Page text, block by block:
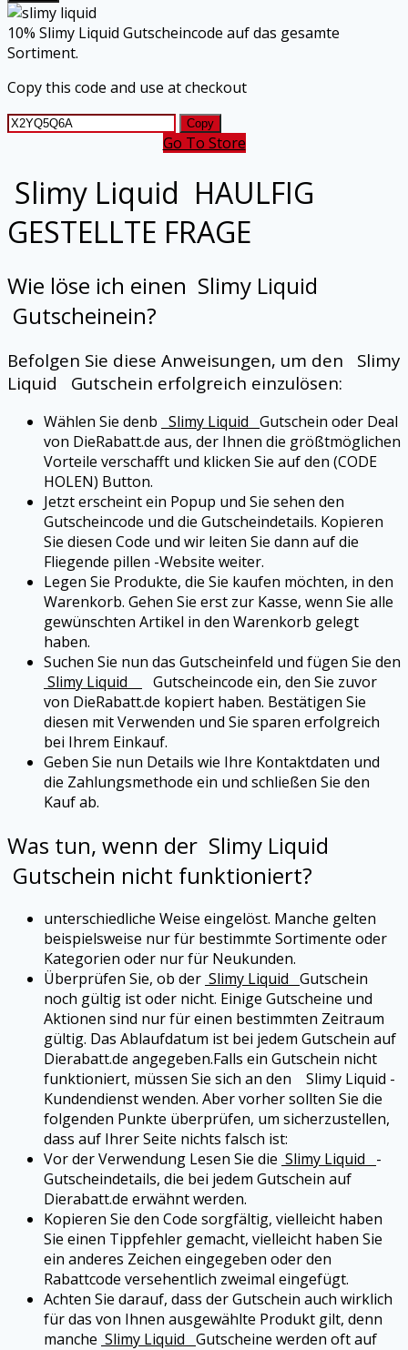
10% Slimy Liquid Gutscheincode auf das gesamte
Sortiment.
Copy this code and use at checkout
Copy
Go To Store
Slimy Liquid HAULFIG
GESTELLTE FRAGE
Wie löse ich einen Slimy Liquid
Gutscheinein?
Befolgen Sie diese Anweisungen, um den
Slimy
Liquid
Gutschein erfolgreich einzulösen:
Wählen Sie denb Slimy Liquid Gutschein oder Deal
von DieRabatt.de aus, der Ihnen die größtmöglichen
Vorteile verschafft und klicken Sie auf den (CODE
HOLEN) Button.
Jetzt erscheint ein Popup und Sie sehen den
Gutscheincode und die Gutscheindetails. Kopieren
Sie diesen Code und wir leiten Sie dann auf die
Fliegende pillen -Website weiter.
Legen Sie Produkte, die Sie kaufen möchten, in den
Warenkorb. Gehen Sie erst zur Kasse, wenn Sie alle
gewünschten Artikel in den Warenkorb gelegt
haben.
Suchen Sie nun das Gutscheinfeld und fügen Sie den
Slimy Liquid
Gutscheincode ein, den Sie zuvor
von DieRabatt.de kopiert haben. Bestätigen Sie
diesen mit Verwenden und Sie sparen erfolgreich
bei Ihrem Einkauf.
Geben Sie nun Details wie Ihre Kontaktdaten und
die Zahlungsmethode ein und schließen Sie den
Kauf ab.
Was tun, wenn der Slimy Liquid
Gutschein nicht funktioniert?
unterschiedliche Weise eingelöst. Manche gelten
beispielsweise nur für bestimmte Sortimente oder
Kategorien oder nur für Neukunden.
Überprüfen Sie, ob der Slimy Liquid Gutschein
noch gültig ist oder nicht. Einige Gutscheine und
Aktionen sind nur für einen bestimmten Zeitraum
gültig. Das Ablaufdatum ist bei jedem Gutschein auf
Dierabatt.de angegeben.Falls ein Gutschein nicht
funktioniert, müssen Sie sich an den
Slimy Liquid -
Kundendienst wenden. Aber vorher sollten Sie die
folgenden Punkte überprüfen, um sicherzustellen,
dass auf Ihrer Seite nichts falsch ist:
Vor der Verwendung Lesen Sie die Slimy Liquid
-
Gutscheindetails, die bei jedem Gutschein auf
Dierabatt.de erwähnt werden.
Kopieren Sie den Code sorgfältig, vielleicht haben
Sie einen Tippfehler gemacht, vielleicht haben Sie
ein anderes Zeichen eingegeben oder den
Rabattcode versehentlich zweimal eingefügt.
Achten Sie darauf, dass der Gutschein auch wirklich
für das von Ihnen ausgewählte Produkt gilt, denn
manche Slimy Liquid Gutscheine werden oft auf